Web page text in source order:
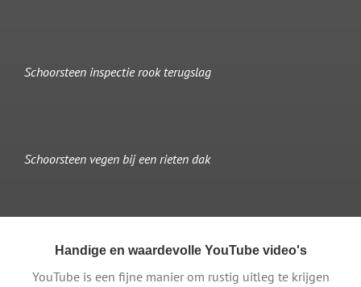
Schoorsteen inspectie rook terugslag
Schoorsteen vegen bij een rieten dak
Handige en waardevolle YouTube video's
YouTube is een fijne manier om rustig uitleg te krijgen